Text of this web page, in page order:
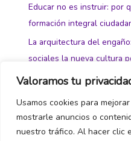
Valoramos tu
Usamos cookies para
mostrarle anuncios o
nuestro tráfico. Al hacer clic
Educar no es instruir: por
formación integral
La arquitectura del
sociales la nueva cultura
Política de